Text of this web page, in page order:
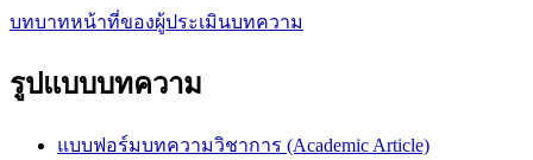
บทบาทหน้าที่ของผู้ประเมินบทความ
รูปแบบบทความ
แบบฟอร์มบทความวิชาการ (Academic Article)